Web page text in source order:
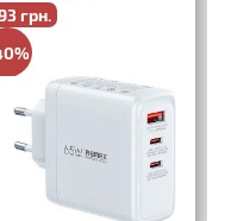
грн.
грн.